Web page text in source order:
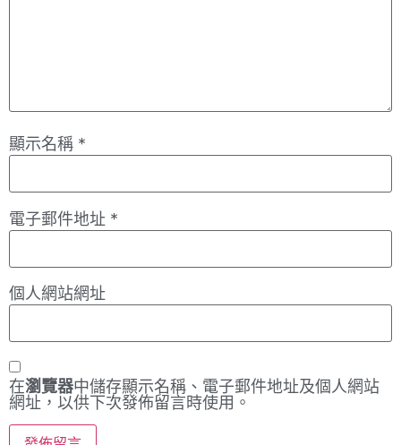
顯示名稱 *
電子郵件地址 *
個人網站網址
在瀏覽器中儲存顯示名稱、電子郵件地址及個人網站
網址，以供下次發佈留言時使用。